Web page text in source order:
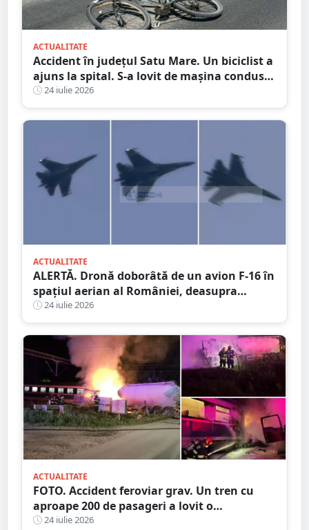
ACTUALITATE
Accident în județul Satu Mare. Un biciclist a
ajuns la spital. S-a lovit de mașina condusă
de un tânăr șofer
24 iulie 2026
ACTUALITATE
ALERTĂ. Dronă doborâtă de un avion F-16 în
spațiul aerian al României, deasupra
județului Buzău
24 iulie 2026
ACTUALITATE
FOTO. Accident feroviar grav. Un tren cu
aproape 200 de pasageri a lovit o
autocisternă, care a luat foc
24 iulie 2026